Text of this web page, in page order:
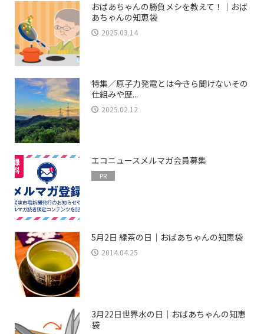
おばあちゃんの勝負メシを教えて！｜おば
あちゃんの知恵袋
2025.03.14
特集／原子力発電とは――今さら聞けないその
仕組みや歴...
2025.02.12
エコニュースメルマガ会員募集
PR
5月2日 緑茶の日｜おばあちゃんの知恵袋
2014.04.25
3月22日世界水の日｜おばあちゃんの知恵
袋